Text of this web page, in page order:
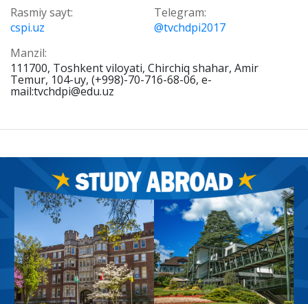
Rasmiy sayt:
cspi.uz
Telegram:
@tvchdpi2017
Manzil:
111700, Toshkent viloyati, Chirchiq shahar, Amir
Temur, 104-uy, (+998)-70-716-68-06, e-
mail:tvchdpi@edu.uz